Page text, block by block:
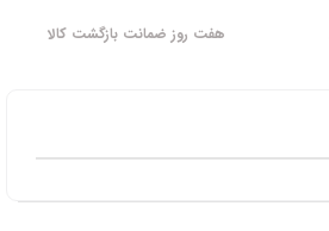
هفت روز ضمانت بازگشت کالا